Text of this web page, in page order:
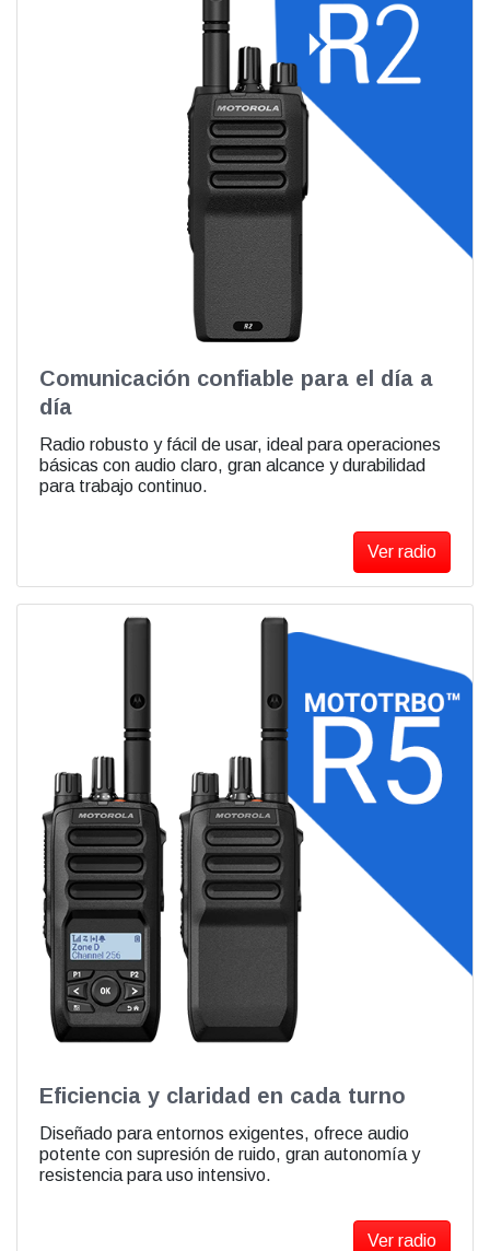
Comunicación confiable para el día a
día
Radio robusto y fácil de usar, ideal para operaciones
básicas con audio claro, gran alcance y durabilidad
para trabajo continuo.
Ver radio
Eficiencia y claridad en cada turno
Diseñado para entornos exigentes, ofrece audio
potente con supresión de ruido, gran autonomía y
resistencia para uso intensivo.
Ver radio